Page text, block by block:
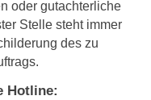
oder gutachterliche
Stelle steht immer
des zu
Hotline: